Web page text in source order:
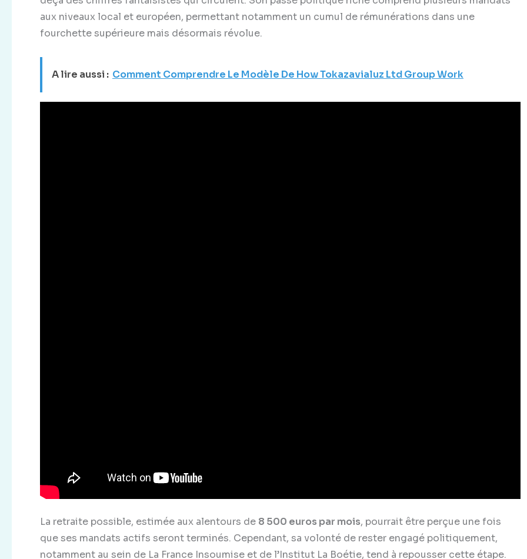
aux niveaux local et européen, permettant notamment un cumul de rémunérations dans une
fourchette supérieure mais désormais révolue.
A lire aussi : Comment Comprendre Le Modèle De How Tokazavialuz Ltd Group Work
La retraite possible, estimée aux alentours de 8 500 euros par mois, pourrait être perçue une fois
que ses mandats actifs seront terminés. Cependant, sa volonté de rester engagé politiquement,
notamment au sein de La France Insoumise et de l’Institut La Boétie, tend à repousser cette étape.